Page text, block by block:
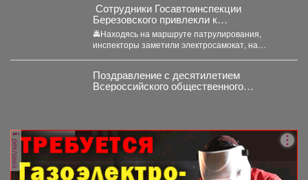
‍ Сотрудники Госавтоинспекции
Березовского привлекли к
ответственности водителя
электросамоката, который перевозил
ребенка
🚔Находясь на маршруте патрулирования,
инспекторы заметили электросамокат, на
Поздравление с десятилетием
Всероссийского общественного
реклама